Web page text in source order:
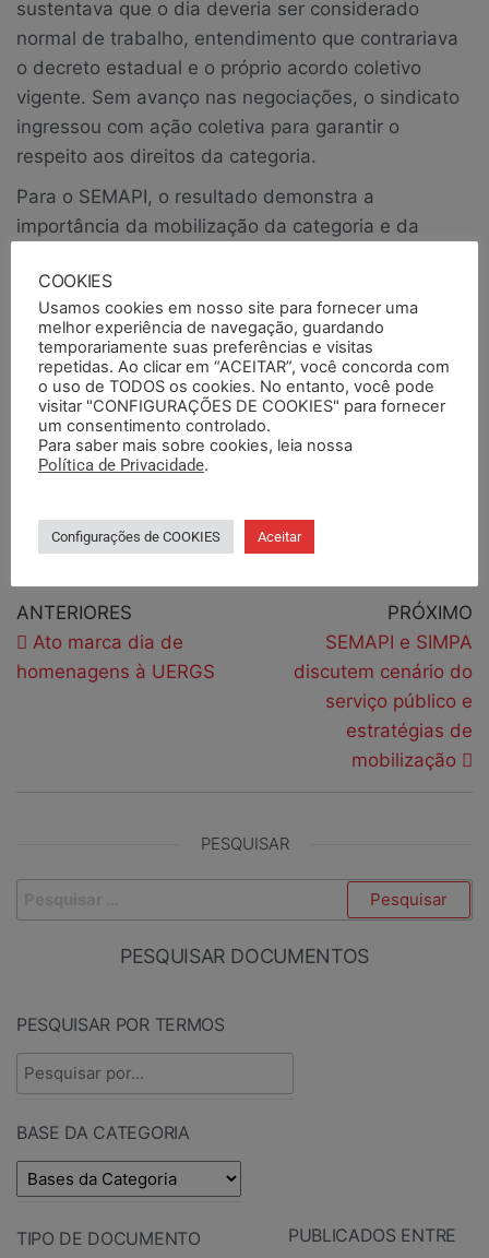
sustentava que o dia deveria ser considerado
normal de trabalho, entendimento que contrariava
o decreto estadual e o próprio acordo coletivo
vigente. Sem avanço nas negociações, o sindicato
ingressou com ação coletiva para garantir o
respeito aos direitos da categoria.
Para o SEMAPI, o resultado demonstra a
importância da mobilização da categoria e da
direitos dos trabalhadores e trabalhadoras. Mais
do que uma vitória financeira, a decisão representa
o reconhecimento de que acordos coletivos devem
ser respeitados e cumpridos.
O SEMAPI seguirá vigilante e atuante para garantir
que nenhum direito conquistado pela categoria seja
desrespeitado. Nosso trabalho tem valor!
Publicado em Notícias Notícias em Destaque
Tags adicional FPE justica ponto facultativo
ANTERIORES
Ato marca dia de
homenagens à UERGS
PRÓXIMO
SEMAPI e SIMPA
discutem cenário do
serviço público e
estratégias de
mobilização
PESQUISAR
PESQUISAR DOCUMENTOS
PESQUISAR POR TERMOS
BASE DA CATEGORIA
TIPO DE DOCUMENTO PUBLICADOS ENTRE
COOKIES
Usamos cookies em nosso site para fornecer uma
melhor experiência de navegação, guardando
temporariamente suas preferências e visitas
repetidas. Ao clicar em “ACEITAR”, você concorda com
o uso de TODOS os cookies. No entanto, você pode
visitar "CONFIGURAÇÕES DE COOKIES" para fornecer
um consentimento controlado.
Para saber mais sobre cookies, leia nossa
Política de Privacidade.
Configurações de COOKIES Aceitar